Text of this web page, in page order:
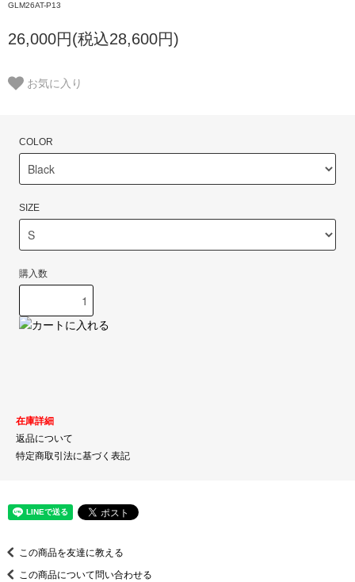
GLM26AT-P13
26,000円(税込28,600円)
お気に入り
COLOR
SIZE
購入数
在庫詳細
返品について
特定商取引法に基づく表記
この商品を友達に教える
この商品について問い合わせる